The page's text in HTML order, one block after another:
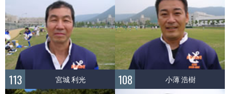
113 宮城 利光 108 小薄 浩樹